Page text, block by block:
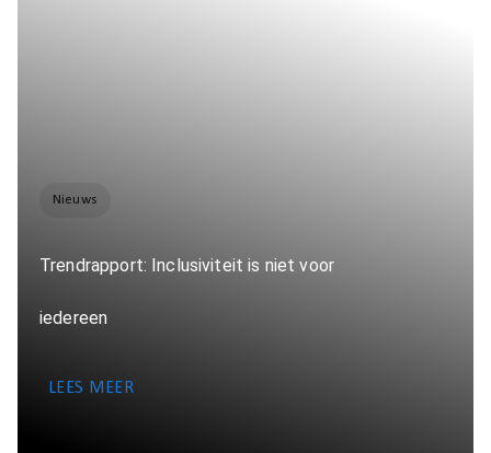
Nieuws
Trendrapport: Inclusiviteit is niet voor
iedereen
LEES MEER